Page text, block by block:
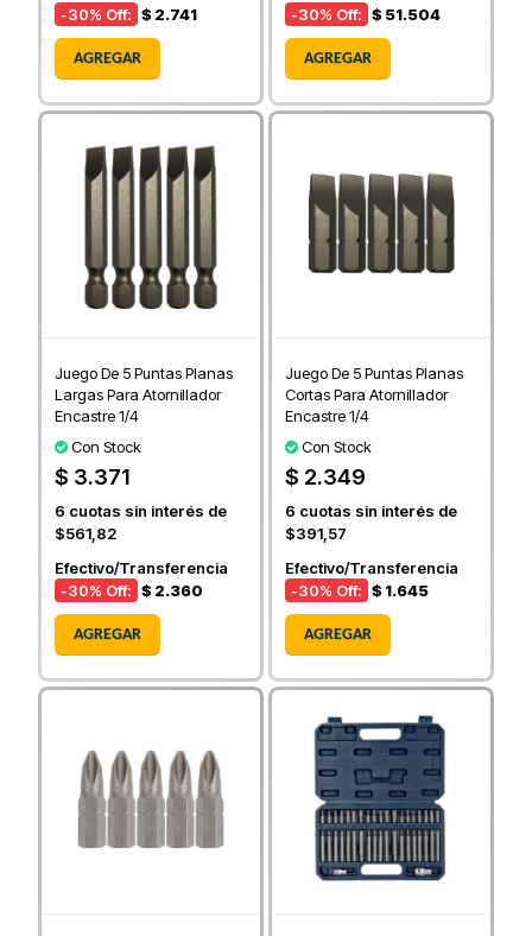
-30% Off: $ 2.741
AGREGAR
-30% Off: $ 51.504
AGREGAR
Juego De 5 Puntas Planas
Largas Para Atornillador
Encastre 1/4
Con Stock
$ 3.371
6 cuotas sin interés de
$561,82
Efectivo/Transferencia
-30% Off: $ 2.360
AGREGAR
Juego De 5 Puntas Planas
Cortas Para Atornillador
Encastre 1/4
Con Stock
$ 2.349
6 cuotas sin interés de
$391,57
Efectivo/Transferencia
-30% Off: $ 1.645
AGREGAR